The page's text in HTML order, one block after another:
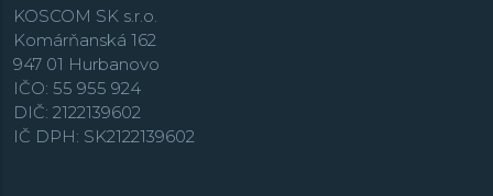
KOSCOM SK s.r.o.
Komárňanská 162
947 01 Hurbanovo
IČO: 55 955 924
DIČ: 2122139602
IČ DPH: SK2122139602